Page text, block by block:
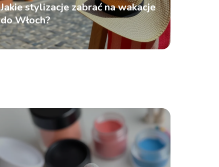
Jakie stylizacje zabrać na wakacje
do Włoch?